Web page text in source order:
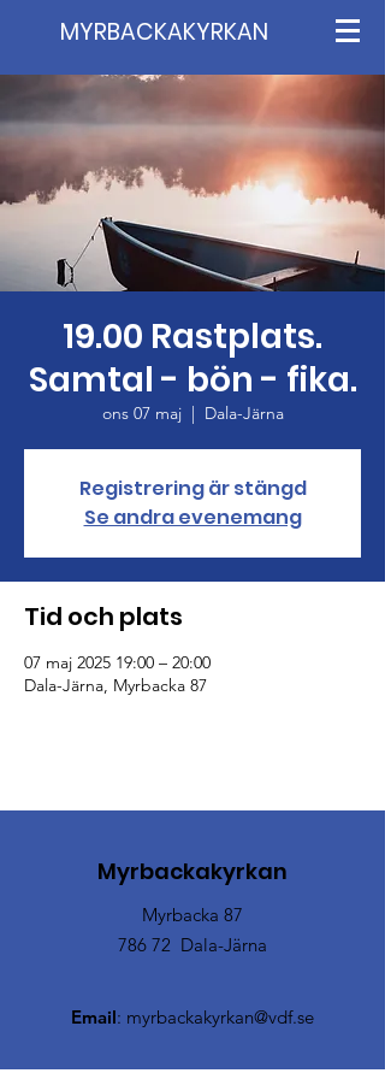
MYRBACKAKYRKAN
19.00 Rastplats.
Samtal - bön - fika.
ons 07 maj
  |
Dala-Järna
Registrering är stängd
Se andra evenemang
Tid och plats
07 maj 2025 19:00 – 20:00
Dala-Järna, Myrbacka 87
Myrbackakyrkan
Myrbacka 87
786 72 Dala-Järna
Email: myrbackakyrkan@vdf.se